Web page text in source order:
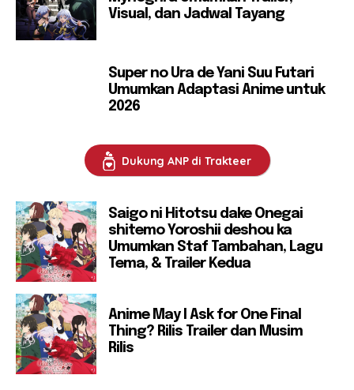
Visual, dan Jadwal Tayang
Super no Ura de Yani Suu Futari
Umumkan Adaptasi Anime untuk
2026
Dukung ANP di Trakteer
Saigo ni Hitotsu dake Onegai
shitemo Yoroshii deshou ka
Umumkan Staf Tambahan, Lagu
Tema, & Trailer Kedua
Anime May I Ask for One Final
Thing? Rilis Trailer dan Musim
Rilis